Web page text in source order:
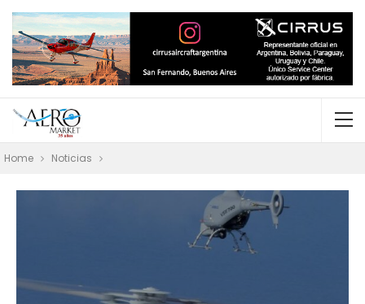
Home Noticias